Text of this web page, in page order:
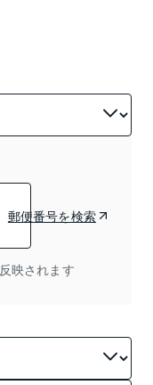
郵便番号を検索
映されます